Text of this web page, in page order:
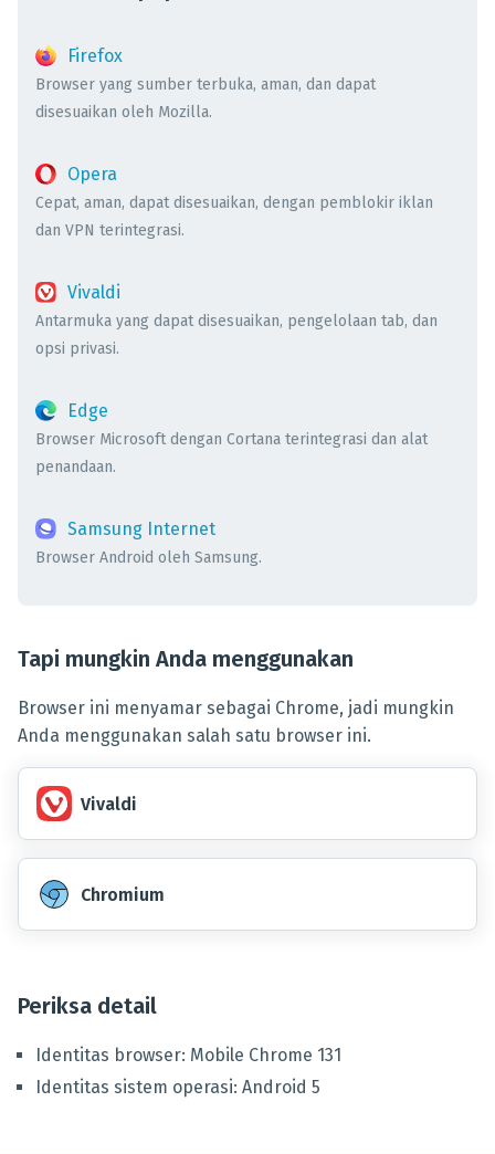
Firefox
Browser yang sumber terbuka, aman, dan dapat
disesuaikan oleh Mozilla.
Opera
Cepat, aman, dapat disesuaikan, dengan pemblokir iklan
dan VPN terintegrasi.
Vivaldi
Antarmuka yang dapat disesuaikan, pengelolaan tab, dan
opsi privasi.
Edge
Browser Microsoft dengan Cortana terintegrasi dan alat
penandaan.
Samsung Internet
Browser Android oleh Samsung.
Tapi mungkin Anda menggunakan
Browser ini menyamar sebagai Chrome, jadi mungkin
Anda menggunakan salah satu browser ini.
Vivaldi
Chromium
Periksa detail
Identitas browser: Mobile Chrome 131
Identitas sistem operasi: Android 5